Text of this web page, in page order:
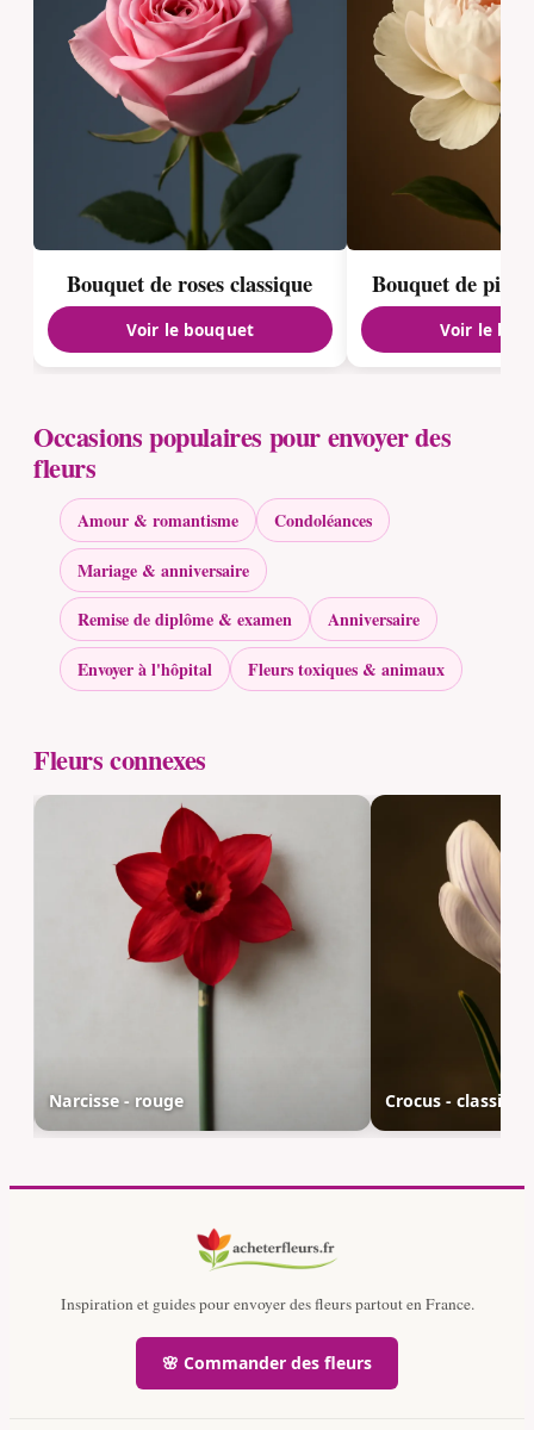
Bouquet de roses classique
Voir le bouquet
Bouquet de
Voir le
Occasions populaires pour envoyer des
fleurs
Amour & romantisme
Condoléances
Mariage & anniversaire
Remise de diplôme & examen
Anniversaire
Envoyer à l'hôpital
Fleurs toxiques & animaux
Fleurs connexes
Narcisse - rouge Crocus - classique
Inspiration et guides pour envoyer des fleurs partout en France.
🌸 Commander des fleurs